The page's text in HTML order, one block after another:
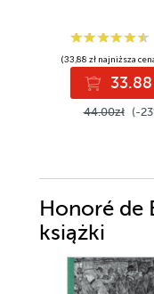
(33,88 zł najniższa
33.88
44.00zł (-
Honoré de
książki